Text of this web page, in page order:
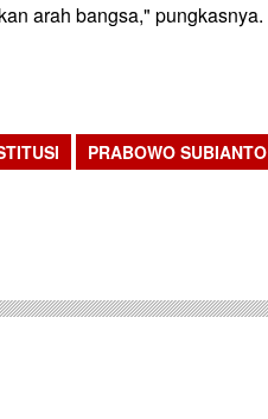
arah bangsa," pungkasnya.
PRABOWO SUBIANTO